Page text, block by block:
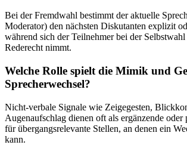
Bei der Fremdwahl bestimmt der aktuelle
Moderator) den nächsten Diskutanten explizit
während sich der Teilnehmer bei der
Rederecht nimmt.
Welche Rolle spielt die Mimik und
Sprecherwechsel?
Nicht-verbale Signale wie Zeigegesten,
Augenaufschlag dienen oft als ergänzende
für übergangsrelevante Stellen, an denen ein
kann.